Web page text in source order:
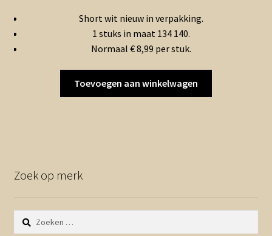
Short wit nieuw in verpakking.
1 stuks in maat 134 140.
Normaal € 8,99 per stuk.
Toevoegen aan winkelwagen
Zoek op merk
Zoeken
naar: